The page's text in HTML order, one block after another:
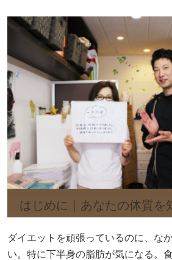
はじめに｜あなたの体質を
ダイエットを頑張っているのに、な
い。特に下半身の脂肪が気になる。